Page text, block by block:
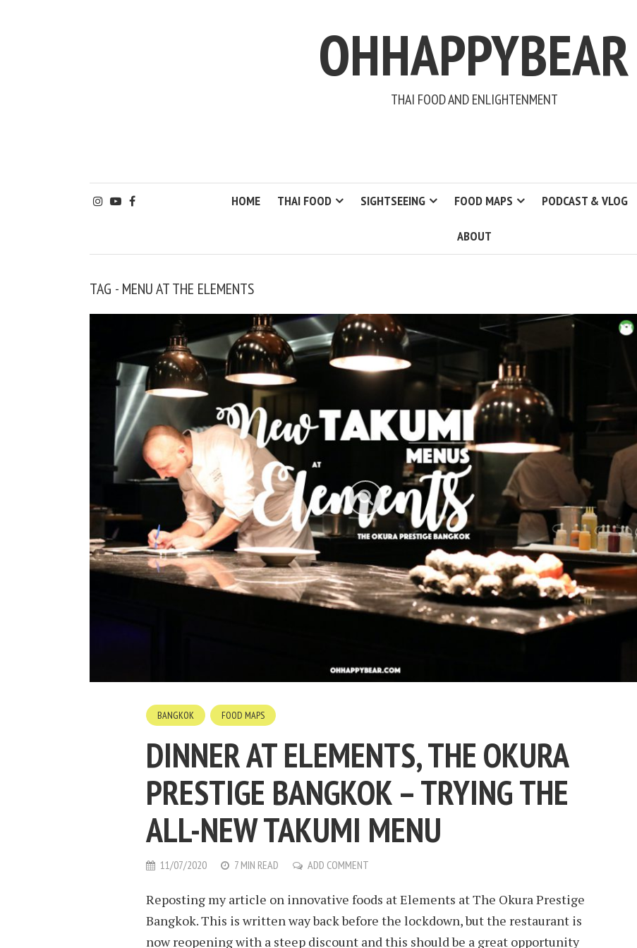
OHHAPPYBEAR
THAI FOOD AND ENLIGHTENMENT
HOME THAI FOOD SIGHTSEEING FOOD MAPS PODCAST & VLOG
ABOUT
TAG - MENU AT THE ELEMENTS
BANGKOK FOOD MAPS
DINNER AT ELEMENTS, THE OKURA
PRESTIGE BANGKOK – TRYING THE
ALL-NEW TAKUMI MENU
11/07/2020 7 MIN READ ADD COMMENT
Reposting my article on innovative foods at Elements at The Okura Prestige
Bangkok. This is written way back before the lockdown, but the restaurant is
now reopening with a steep discount and this should be a great opportunity